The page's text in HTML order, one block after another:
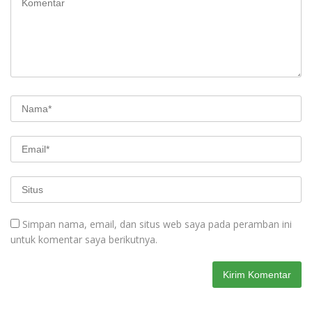
Simpan nama, email, dan situs web saya pada peramban ini
untuk komentar saya berikutnya.